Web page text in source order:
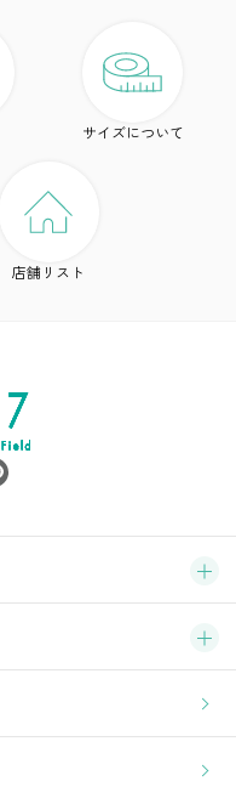
ブ
新
ラ
ア
サイズについて
店舗リスト